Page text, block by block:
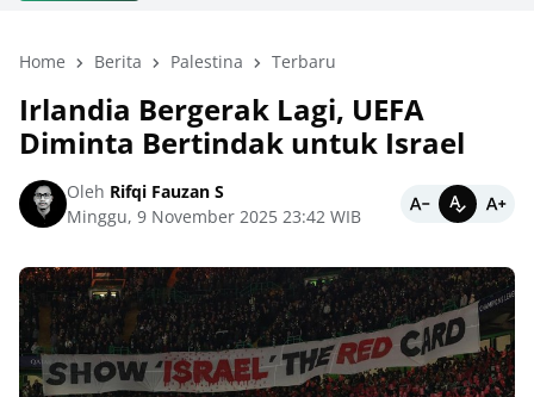
Home Berita Palestina Terbaru
Irlandia Bergerak Lagi, UEFA
Diminta Bertindak untuk Israel
Oleh Rifqi Fauzan S
Minggu, 9 November 2025 23:42 WIB